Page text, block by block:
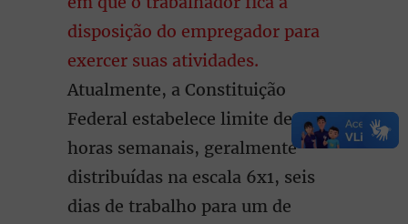
disposição do empregador para
exercer suas atividades.
Atualmente, a Constituição
Federal estabelece limite de 44
horas semanais, geralmente
distribuídas na escala 6x1, seis
dias de trabalho para um de